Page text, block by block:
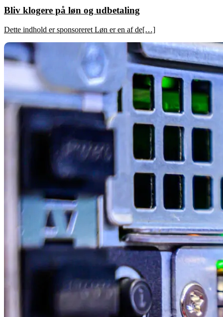
Bliv klogere på løn og udbetaling
Dette indhold er sponsoreret Løn er en af de[…]